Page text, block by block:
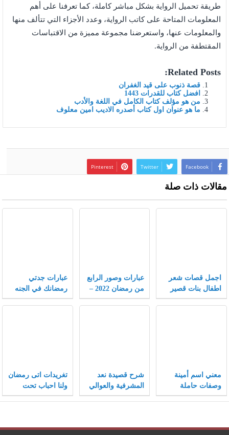
طريقة تحميل الرواية بشكل مباشر كاملة، كما تعرفنا على أهم
المعلومات المتاحة على كاتب الرواية، وعدد الأجزاء التي تتألف منها
والمعلومات عنها، واستعرضنا مجموعة مميزة من الاقتباسات
المقتطفة من الرواية.
Related Posts:
قصة ذنوب على قيد الغفران
افضل كتاب للقدرات 1443
من هو مؤلف كتاب الكامل في اللغة والأدب
ما هو عنوان اول كتاب أصدره الاديب امين معلوف
Facebook
Twitter
Pinterest
مقالات ذات صلة
اجمل قصات شعر
اطفال بنات قصير
جدا 2022 جديدة
عبارات وصور الرابع
من رمضان 2022 –
موقع محتويات
عبارات جدتي
رمضانك في الجنه
اجمل حزينة ومؤثرة
معني اسم أمينة
وصفات حاملة
الاسم وحكم
شرح قصيدة نعد
المشرفية والعوالي
تغريدات اتى رمضان
ولنا احباب تحت
التراب تويتر 2022